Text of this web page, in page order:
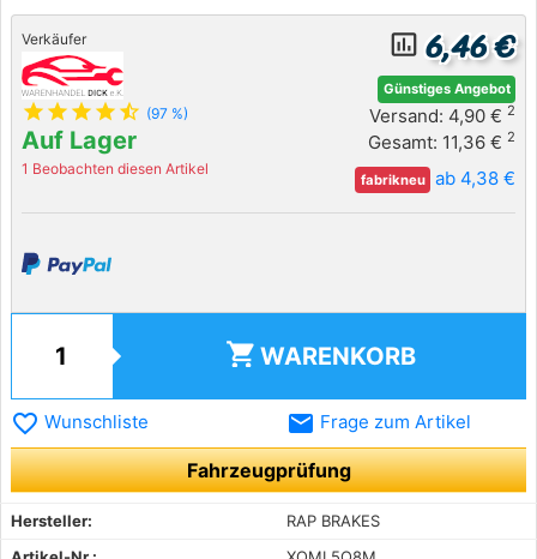
Verkäufer
star star star star star_half (97 %)
Auf Lager
1 Beobachten diesen Artikel
insert_chart_outlined 6,46 €
Günstiges Angebot
Versand: 4,90 € 2
Gesamt: 11,36 € 2
fabrikneu ab 4,38 €
shopping_cart WARENKORB
favorite_border Wunschliste email Frage zum Artikel
Fahrzeugprüfung
Hersteller:
RAP BRAKES